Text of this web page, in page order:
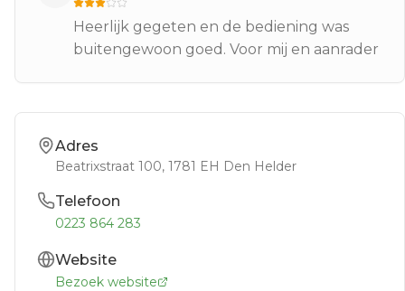
Heerlijk gegeten en de bediening was
buitengewoon goed. Voor mij en aanrader
Adres
Beatrixstraat 100, 1781 EH Den Helder
Telefoon
0223 864 283
Website
Bezoek website